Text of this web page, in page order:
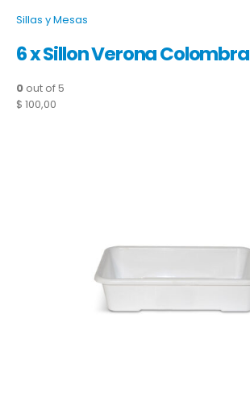
Sillas y Mesas
6 x Sillon Verona
0 out of 5
$ 100,00